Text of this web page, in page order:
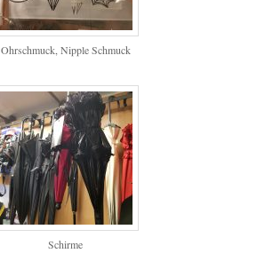
Ohrschmuck, Nipple Schmuck
Schirme